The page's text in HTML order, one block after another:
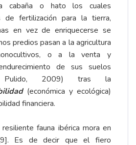
cabaña o hato los cuales
de fertilización para la tierra,
en vez de enriquecerse se
predios pasan a la agricultura
o a la venta y
de sus suelos
2009) tras la
(económica y ecológica)
financiera.
fauna ibérica mora en
. Es de decir que el fiero